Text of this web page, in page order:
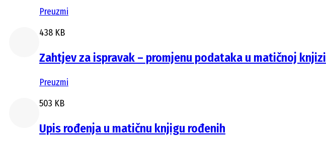
Preuzmi
438 KB
Zahtjev za ispravak – promjenu podataka u matičnoj knjizi
Preuzmi
503 KB
Upis rođenja u matičnu knjigu rođenih